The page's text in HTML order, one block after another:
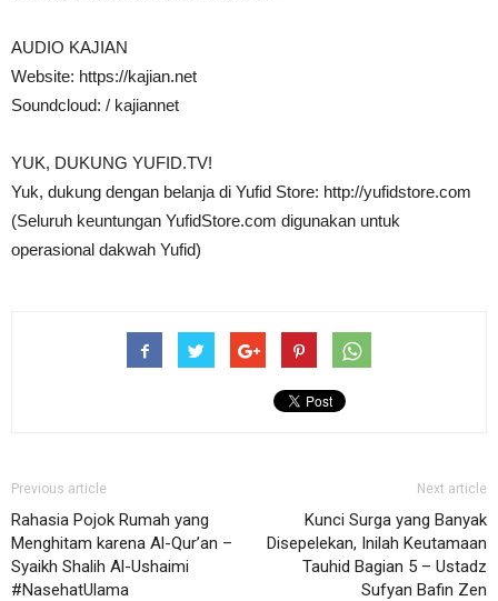
AUDIO KAJIAN
Website: https://kajian.net
Soundcloud: / kajiannet
YUK, DUKUNG YUFID.TV!
Yuk, dukung dengan belanja di Yufid Store: http://yufidstore.com
(Seluruh keuntungan YufidStore.com digunakan untuk
operasional dakwah Yufid)
Previous article
Rahasia Pojok Rumah yang
Menghitam karena Al-Qur’an –
Syaikh Shalih Al-Ushaimi
#NasehatUlama
Next article
Kunci Surga yang Banyak
Disepelekan, Inilah Keutamaan
Tauhid Bagian 5 – Ustadz
Sufyan Bafin Zen